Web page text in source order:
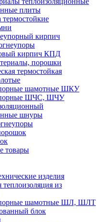
плиты
кирпич
кирпич КПД
порошки
термостойкая
шамотные ШКУ
ШЧС, ШЧУ
шнуры
товары
изделия
из
шамотные ШЛ, ШЛТ
блок